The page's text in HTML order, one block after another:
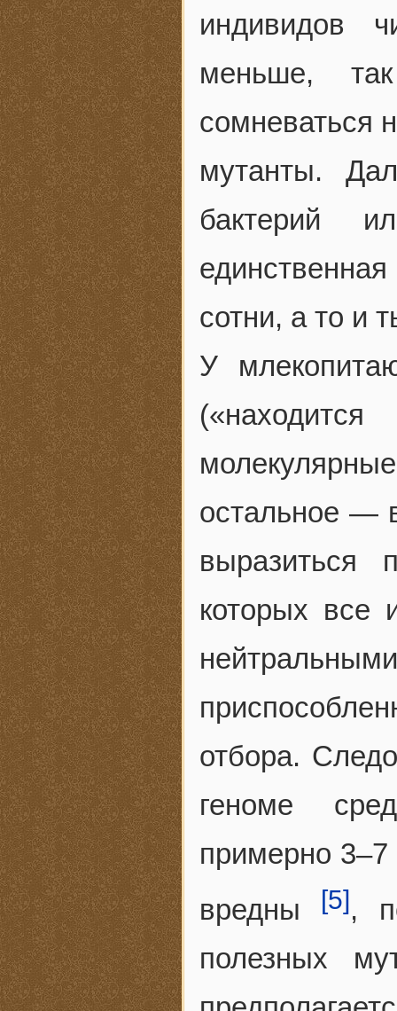
индивидов
меньше,
сомневаться
мутанты.
бактерий
сотни, а то и
У
остальное —
выразиться
которых все
отбора.
геноме
примерно
вредны
[5],
полезных